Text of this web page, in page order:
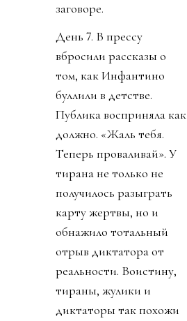
заговоре.
День 7. В прессу
вбросили рассказы о
том, как Инфантино
буллили в детстве.
Публика восприняла как
должно. «Жаль тебя.
Теперь проваливай». У
тирана не только не
получилось разыграть
карту жертвы, но и
обнажило тотальный
отрыв диктатора от
реальности. Воистину,
тираны, жулики и
диктаторы так похожи